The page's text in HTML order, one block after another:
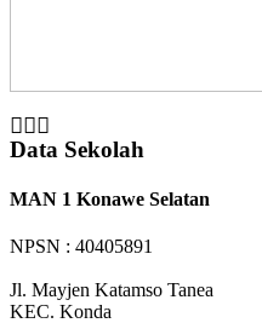
Data Sekolah
MAN 1 Konawe Selatan
NPSN : 40405891
Jl. Mayjen Katamso Tanea
KEC. Konda